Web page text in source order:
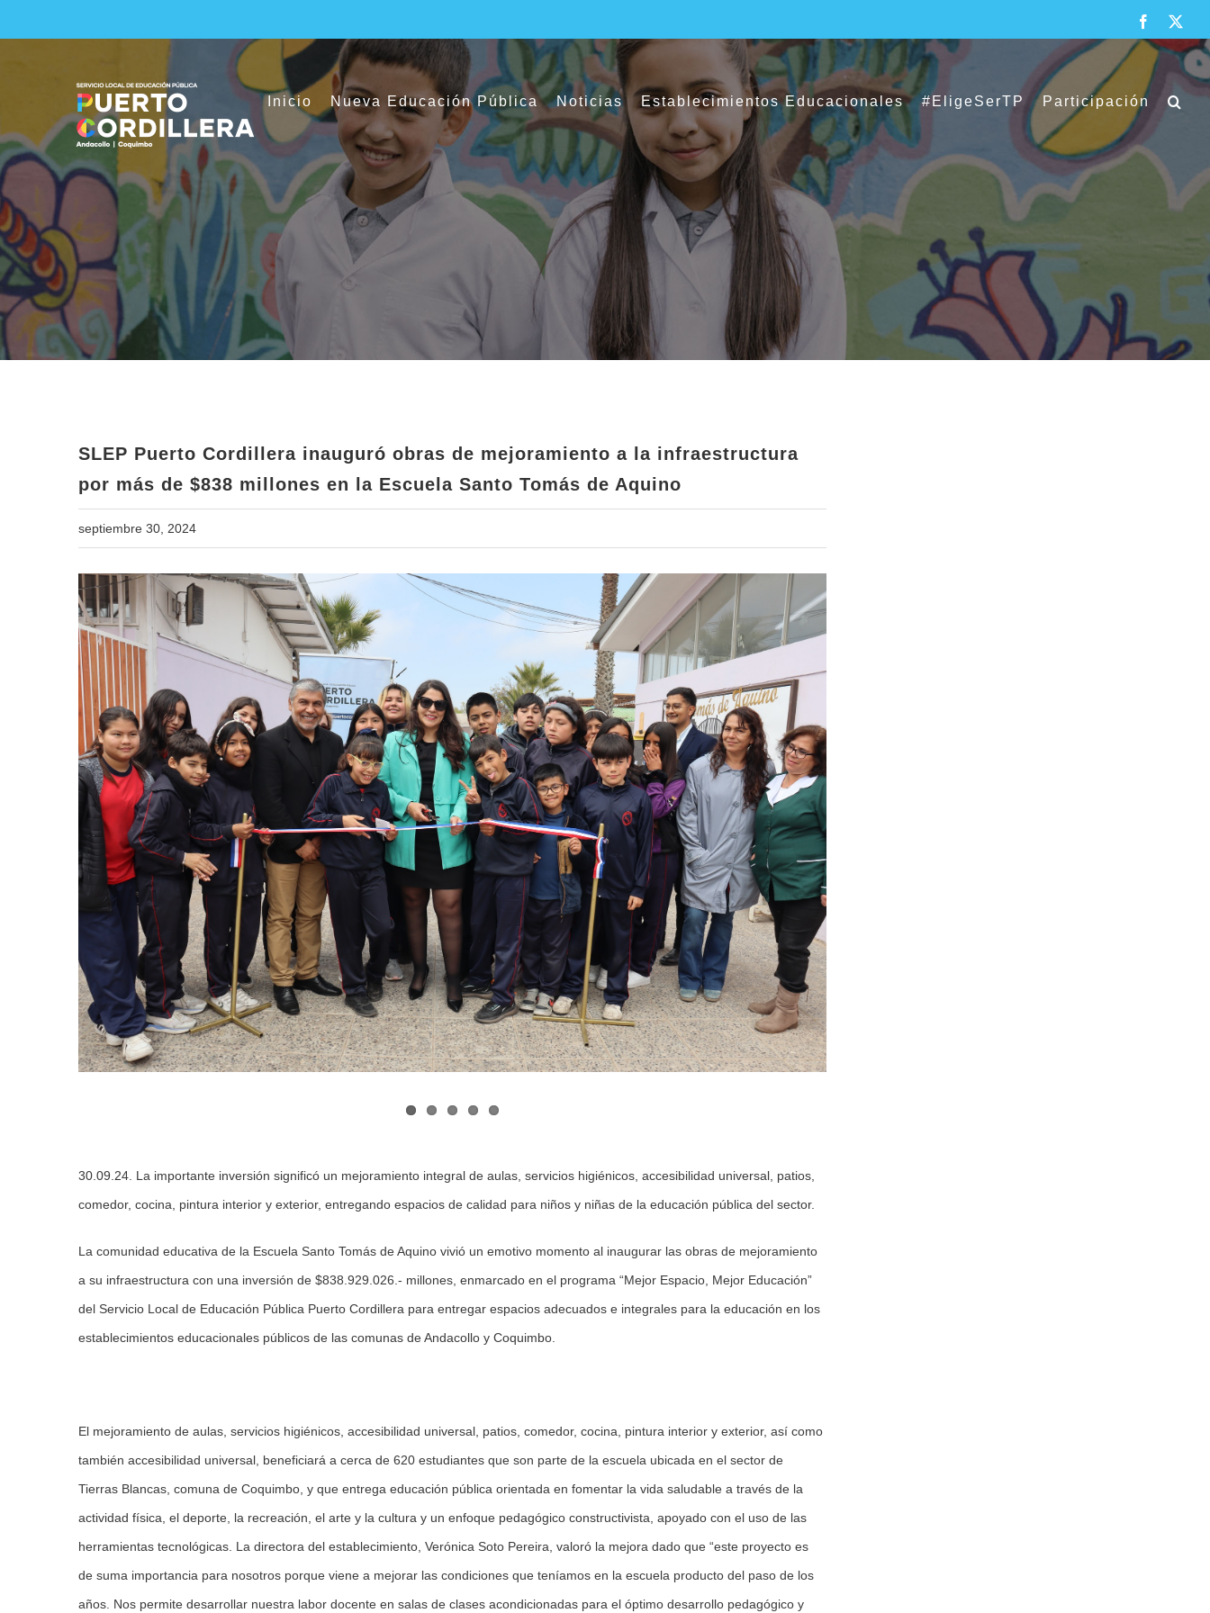
to
Facebook
Inicio Nueva Educación Pública Noticias Establecimientos Educacionales #EligeSerTP Participación
SLEP Puerto Cordillera inauguró obras de mejoramiento a la infraestructura
por más de $838 millones en la Escuela Santo Tomás de Aquino
septiembre 30, 2024
View
Larger
Image
30.09.24. La importante inversión significó un mejoramiento integral de aulas, servicios higiénicos, accesibilidad universal, patios,
comedor, cocina, pintura interior y exterior, entregando espacios de calidad para niños y niñas de la educación pública del sector.
La comunidad educativa de la Escuela Santo Tomás de Aquino vivió un emotivo momento al inaugurar las obras de mejoramiento
a su infraestructura con una inversión de $838.929.026.- millones, enmarcado en el programa “Mejor Espacio, Mejor Educación”
del Servicio Local de Educación Pública Puerto Cordillera para entregar espacios adecuados e integrales para la educación en los
establecimientos educacionales públicos de las comunas de Andacollo y Coquimbo.
El mejoramiento de aulas, servicios higiénicos, accesibilidad universal, patios, comedor, cocina, pintura interior y exterior, así como
también accesibilidad universal, beneficiará a cerca de 620 estudiantes que son parte de la escuela ubicada en el sector de
Tierras Blancas, comuna de Coquimbo, y que entrega educación pública orientada en fomentar la vida saludable a través de la
actividad física, el deporte, la recreación, el arte y la cultura y un enfoque pedagógico constructivista, apoyado con el uso de las
herramientas tecnológicas. La directora del establecimiento, Verónica Soto Pereira, valoró la mejora dado que “este proyecto es
de suma importancia para nosotros porque viene a mejorar las condiciones que teníamos en la escuela producto del paso de los
años. Nos permite desarrollar nuestra labor docente en salas de clases acondicionadas para el óptimo desarrollo pedagógico y